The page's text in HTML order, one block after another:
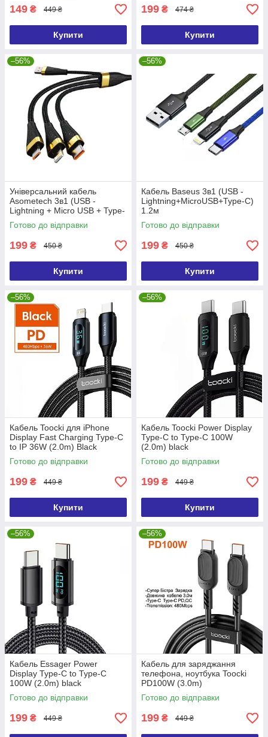
149 ₴ 449 ₴
Купити
199 ₴ 474 ₴
Купити
–56%
Універсальний кабель
Asometech 3в1 (USB -
Lightning + Micro USB + Type-
C 3A 1.2м)
Готово до відправки
199 ₴ 450 ₴
Купити
–56%
Кабель Baseus 3в1 (USB -
Lightning+MicroUSB+Type-C)
1.2м
Готово до відправки
199 ₴ 450 ₴
Купити
–56%
Кабель Toocki для iPhone
Display Fast Charging Type-C
to IP 36W (2.0m) Black
Готово до відправки
199 ₴ 449 ₴
Купити
–56%
Кабель Toocki Power Display
Type-C to Type-C 100W
(2.0m) black
Готово до відправки
199 ₴ 449 ₴
Купити
–56%
Кабель Essager Power
Display Type-C to Type-C
100W (2.0m) black
Готово до відправки
199 ₴ 449 ₴
–56%
Кабель для заряджання
телефона, ноутбука Toocki
PD100W (3.0m)
Готово до відправки
199 ₴ 449 ₴